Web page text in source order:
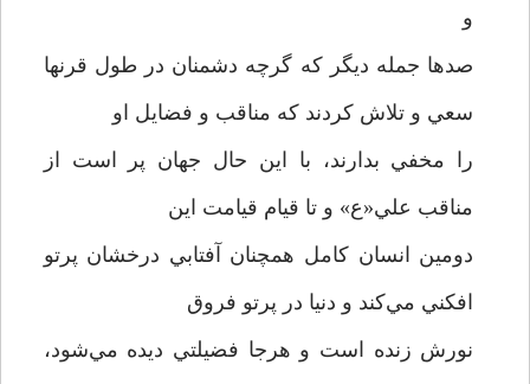
و
صدها جمله ديگر که گرچه دشمنان در طول قرنها
سعي و تلاش کردند که مناقب و فضايل او
را مخفي بدارند، با اين حال جهان پر است از
مناقب علي«ع» و تا قيام قيامت اين
دومين انسان کامل همچنان آفتابي درخشان پرتو
افکني مي‌کند و دنيا در پرتو فروق
نورش زنده است و هرجا فضيلتي ديده مي‌شود،